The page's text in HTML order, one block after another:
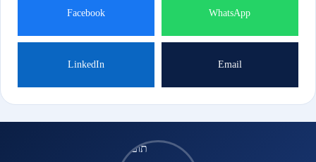
Facebook WhatsApp
LinkedIn Email